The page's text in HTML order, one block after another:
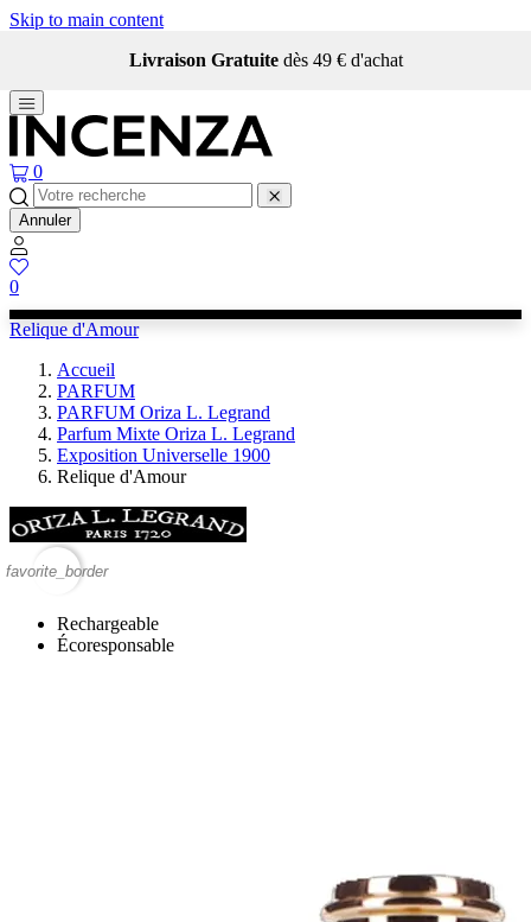
Skip to main content
Livraison Gratuite dès 49 € d'achat
0
Annuler
0
Relique d'Amour
Accueil
PARFUM
PARFUM Oriza L. Legrand
Parfum Mixte Oriza L. Legrand
Exposition Universelle 1900
Relique d'Amour
favorite_border
Rechargeable
Écoresponsable